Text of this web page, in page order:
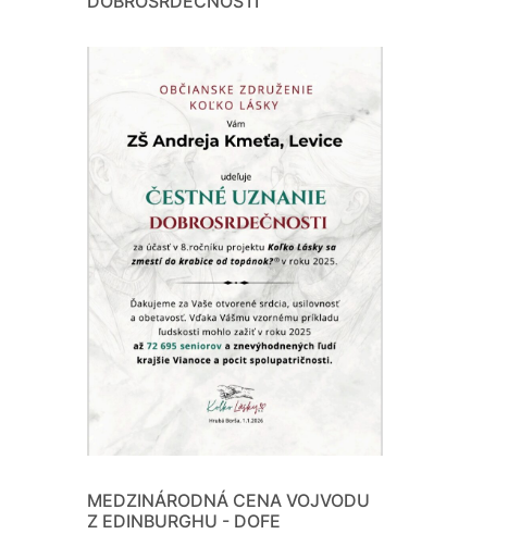
MEDZINÁRODNÁ CENA VOJVODU
Z EDINBURGHU - DOFE